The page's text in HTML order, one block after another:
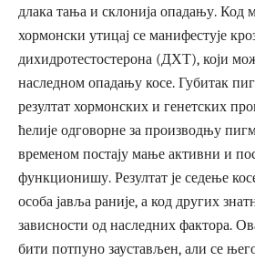
длака тања и склонија опадању. Код
хормонски утицај се манифестује
дихидротестостерона (ДХТ), који
наследном опадању косе. Губитак
резултат хормонских и генетских
ћелије одговорне за производњу
временом постају мање активни и
функционишу. Резултат је седење
особа јавља раније, а код других
зависности од наследних фактора.
бити потпуно заустављен, али се